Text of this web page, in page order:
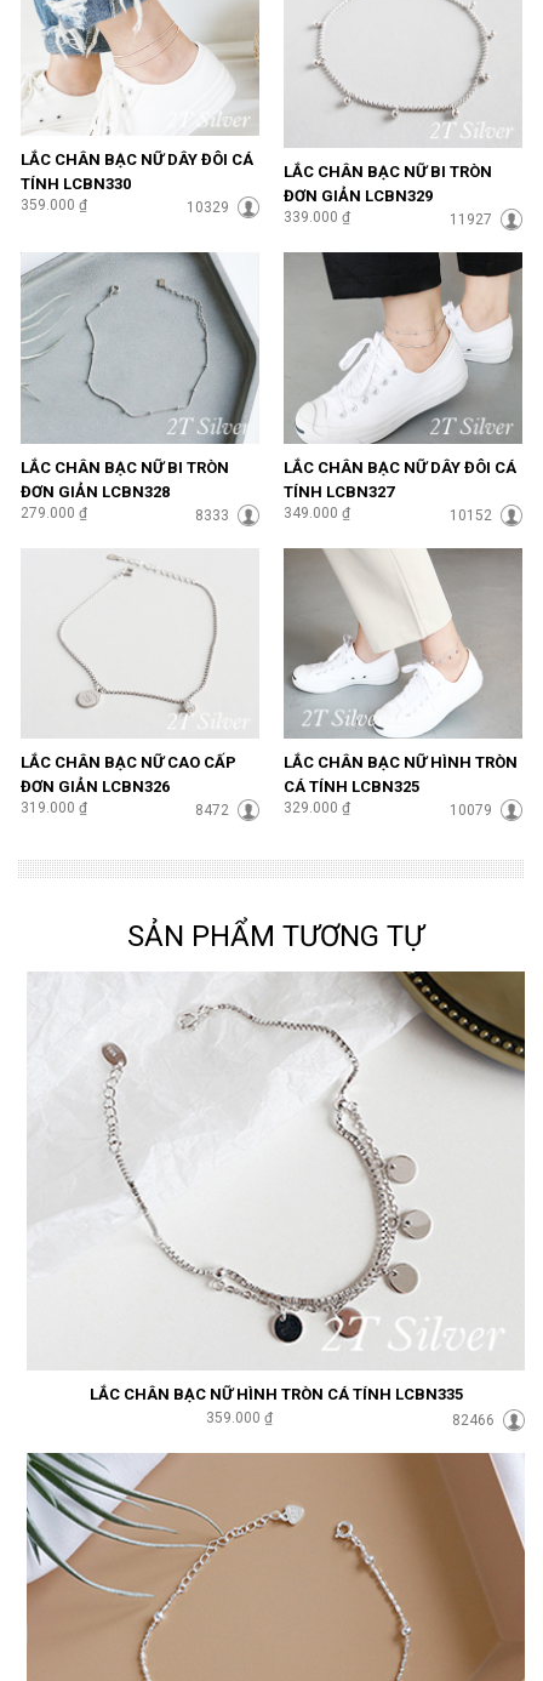
LẮC CHÂN BẠC NỮ DÂY ĐÔI CÁ
TÍNH LCBN330
359.000 ₫ 10329
LẮC CHÂN BẠC NỮ BI TRÒN
ĐƠN GIẢN LCBN329
339.000 ₫ 11927
LẮC CHÂN BẠC NỮ BI TRÒN
ĐƠN GIẢN LCBN328
279.000 ₫ 8333
LẮC CHÂN BẠC NỮ DÂY ĐÔI CÁ
TÍNH LCBN327
349.000 ₫ 10152
LẮC CHÂN BẠC NỮ CAO CẤP
ĐƠN GIẢN LCBN326
319.000 ₫ 8472
LẮC CHÂN BẠC NỮ HÌNH TRÒN
CÁ TÍNH LCBN325
329.000 ₫ 10079
SẢN PHẨM TƯƠNG TỰ
LẮC CHÂN BẠC NỮ HÌNH TRÒN CÁ TÍNH LCBN335
359.000 ₫ 82466